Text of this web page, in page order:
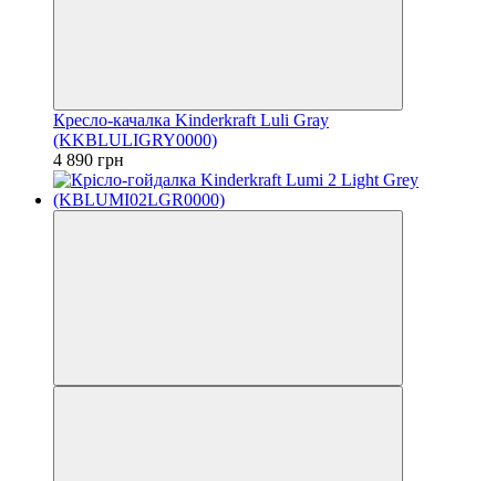
Кресло-качалка Kinderkraft Luli Gray
(KKBLULIGRY0000)
4 890 грн